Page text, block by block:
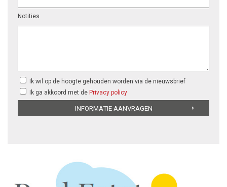
Notities
Ik wil op de hoogte gehouden worden via de nieuwsbrief
Ik ga akkoord met de Privacy policy